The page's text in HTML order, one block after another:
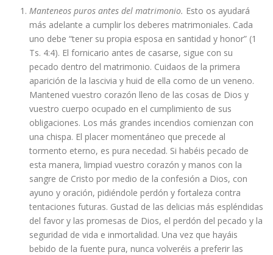
Manteneos puros antes del matrimonio. Esto os ayudará
más adelante a cumplir los deberes matrimoniales. Cada
uno debe “tener su propia esposa en santidad y honor” (1
Ts. 4:4). El fornicario antes de casarse, sigue con su
pecado dentro del matrimonio. Cuidaos de la primera
aparición de la lascivia y huid de ella como de un veneno.
Mantened vuestro corazón lleno de las cosas de Dios y
vuestro cuerpo ocupado en el cumplimiento de sus
obligaciones. Los más grandes incendios comienzan con
una chispa. El placer momentáneo que precede al
tormento eterno, es pura necedad. Si habéis pecado de
esta manera, limpiad vuestro corazón y manos con la
sangre de Cristo por medio de la confesión a Dios, con
ayuno y oración, pidiéndole perdón y fortaleza contra
tentaciones futuras. Gustad de las delicias más espléndidas
del favor y las promesas de Dios, el perdón del pecado y la
seguridad de vida e inmortalidad. Una vez que hayáis
bebido de la fuente pura, nunca volveréis a preferir las